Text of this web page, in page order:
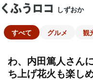
しずおか
すべて グルメ 観
わ、内田篤人さん
ち上げ花火も楽し